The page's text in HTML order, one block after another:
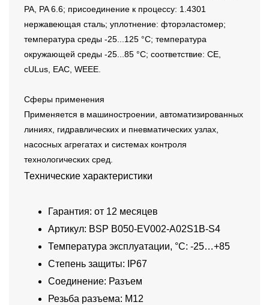
PA, PA 6.6; присоединение к процессу: 1.4301
нержавеющая сталь; уплотнение: фторэластомер;
температура среды -25...125 °C; температура
окружающей среды -25...85 °C; соответствие: CE,
cULus, EAC, WEEE.
Сферы применения
Применяется в машиностроении, автоматизированных
линиях, гидравлических и пневматических узлах,
насосных агрегатах и системах контроля
технологических сред.
Технические характеристики
Гарантия: от 12 месяцев
Артикул: BSP B050-EV002-A02S1B-S4
Температура эксплуатации, °C: -25…+85
Степень защиты: IP67
Соединение: Разъем
Резьба разъема: M12